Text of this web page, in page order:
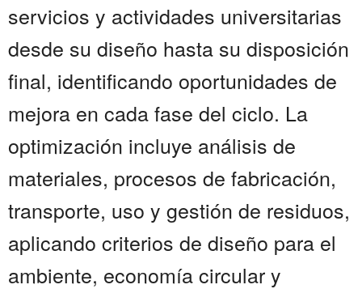
servicios y actividades universitarias
desde su diseño hasta su disposición
final, identificando oportunidades de
mejora en cada fase del ciclo. La
optimización incluye análisis de
materiales, procesos de fabricación,
transporte, uso y gestión de residuos,
aplicando criterios de diseño para el
ambiente, economía circular y